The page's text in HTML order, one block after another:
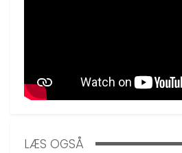
LÆS OGSÅ